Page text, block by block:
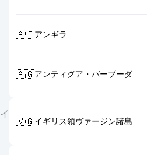
🇦🇮アンギラ
🇦🇬アンティグア・バーブーダ
イ
🇻🇬イギリス領ヴァージン諸島